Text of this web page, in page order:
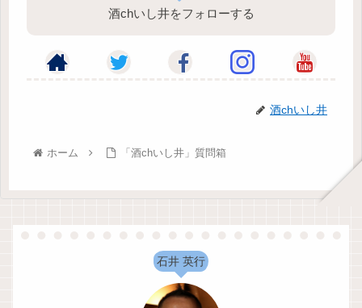
酒chいし井をフォローする
酒chいし井
ホーム 「酒chいし井」質問箱
石井 英行